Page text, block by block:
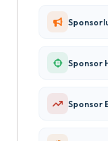
Sponsor
Sponsor